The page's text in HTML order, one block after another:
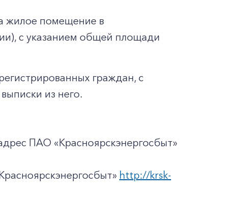
жилое помещение в
с указанием общей площади
граждан, с
из него.
ПАО «Красноярскэнергосбыт»
http://krsk-